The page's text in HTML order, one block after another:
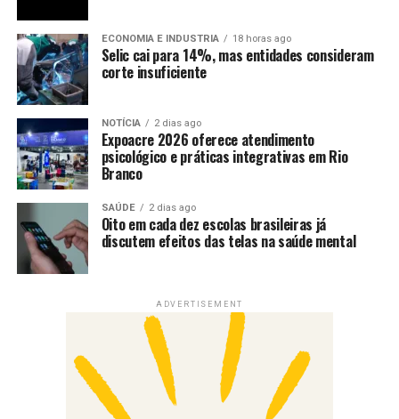
ECONOMIA E INDUSTRIA 18 horas ago
Selic cai para 14%, mas entidades consideram
corte insuficiente
NOTÍCIA 2 dias ago
Expoacre 2026 oferece atendimento
psicológico e práticas integrativas em Rio
Branco
SAÚDE 2 dias ago
Oito em cada dez escolas brasileiras já
discutem efeitos das telas na saúde mental
ADVERTISEMENT